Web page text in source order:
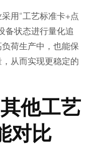
用“工艺标准卡+点
备状态进行量化追
荷生产中，也能保
从而实现更稳定的
他工艺
对比